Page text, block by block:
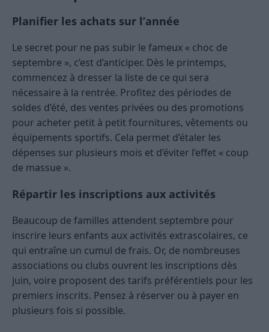
Planifier les achats sur l’année
Le secret pour ne pas subir le fameux « choc de
septembre », c’est d’anticiper. Dès le printemps,
commencez à dresser la liste de ce qui sera
nécessaire à la rentrée. Profitez des périodes de
soldes d’été, des ventes privées ou des promotions
pour acheter petit à petit fournitures, vêtements ou
équipements sportifs. Cela permet d’étaler les
dépenses sur plusieurs mois et d’éviter l’effet « coup
de massue ».
Répartir les inscriptions aux activités
Beaucoup de familles attendent septembre pour
inscrire leurs enfants aux activités extrascolaires, ce
qui entraîne un cumul de frais. Or, de nombreuses
associations ou clubs ouvrent les inscriptions dès
juin, voire proposent des tarifs préférentiels pour les
premiers inscrits. Pensez à réserver ou à payer en
plusieurs fois si possible.